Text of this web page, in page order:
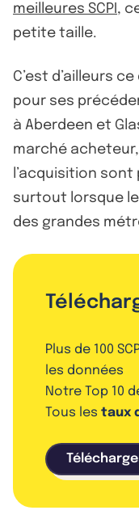
meilleures SCPI ,
petite taille.
C’est d’ailleurs
pour ses
à Aberdeen et
marché
l’acquisition
surtout lorsque
des grandes
Plus de 100
les données
Notre Top 10
Tous les taux